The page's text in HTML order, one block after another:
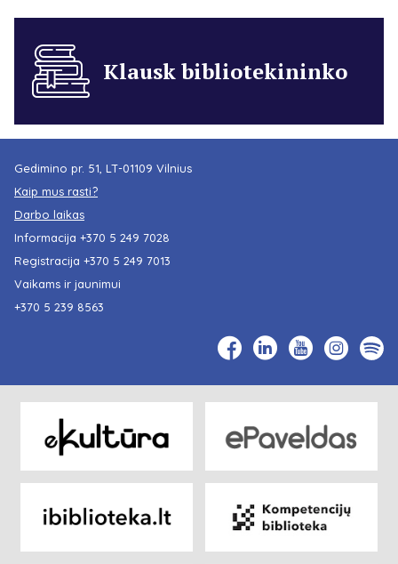
Klausk bibliotekininko
Gedimino pr. 51, LT-01109 Vilnius
Kaip mus rasti?
Darbo laikas
Informacija +370 5 249 7028
Registracija +370 5 249 7013
Vaikams ir jaunimui
+370 5 239 8563